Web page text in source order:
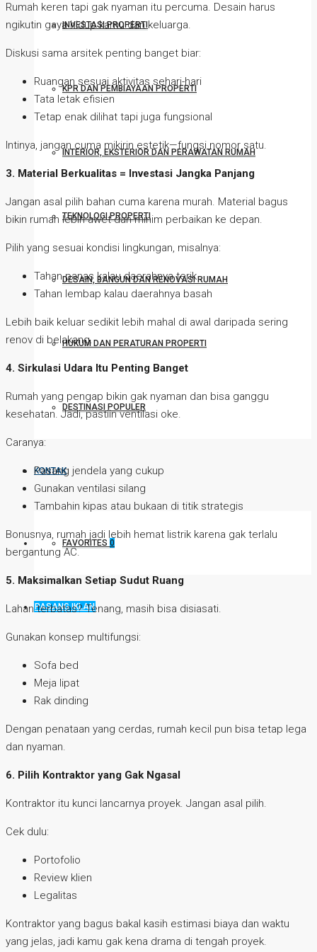
INVESTASI PROPERTI
KPR DAN PEMBIAYAAN PROPERTI
INTERIOR, EKSTERIOR DAN PERAWATAN RUMAH
TEKNOLOGI PROPERTI
DESAIN, BANGUN DAN RENOVASI RUMAH
HUKUM DAN PERATURAN PROPERTI
DESTINASI POPULER
KONTAK
FAVORITES 0
PASANG IKLAN
Rumah keren tapi gak nyaman itu percuma. Desain harus
ngikutin gaya hidup kamu dan keluarga.
Diskusi sama arsitek penting banget biar:
Ruangan sesuai aktivitas sehari-hari
Tata letak efisien
Tetap enak dilihat tapi juga fungsional
Intinya, jangan cuma mikirin estetik—fungsi nomor satu.
3. Material Berkualitas = Investasi Jangka Panjang
Jangan asal pilih bahan cuma karena murah. Material bagus
bikin rumah lebih awet dan minim perbaikan ke depan.
Pilih yang sesuai kondisi lingkungan, misalnya:
Tahan panas kalau daerahnya terik
Tahan lembap kalau daerahnya basah
Lebih baik keluar sedikit lebih mahal di awal daripada sering
renov di belakang.
4. Sirkulasi Udara Itu Penting Banget
Rumah yang pengap bikin gak nyaman dan bisa ganggu
kesehatan. Jadi, pastiin ventilasi oke.
Caranya:
Pasang jendela yang cukup
Gunakan ventilasi silang
Tambahin kipas atau bukaan di titik strategis
Bonusnya, rumah jadi lebih hemat listrik karena gak terlalu
bergantung AC.
5. Maksimalkan Setiap Sudut Ruang
Lahan terbatas? Tenang, masih bisa disiasati.
Gunakan konsep multifungsi:
Sofa bed
Meja lipat
Rak dinding
Dengan penataan yang cerdas, rumah kecil pun bisa tetap lega
dan nyaman.
6. Pilih Kontraktor yang Gak Ngasal
Kontraktor itu kunci lancarnya proyek. Jangan asal pilih.
Cek dulu:
Portofolio
Review klien
Legalitas
Kontraktor yang bagus bakal kasih estimasi biaya dan waktu
yang jelas, jadi kamu gak kena drama di tengah proyek.